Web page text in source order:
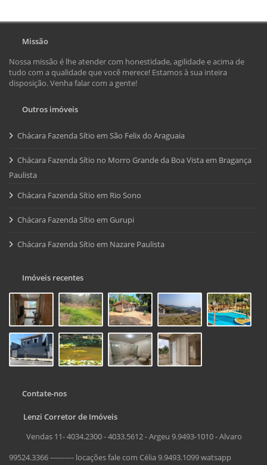
Missão
Nossa missão é lhe atender com honestidade, agilidade e acima de
tudo com a qualidade que você merece! Estamos à sua inteira
disposição. Venha falar com a gente!
Outros imóveis
Chácara Fazenda Sítio em São Felix do Araguaia
Chácara Fazenda Sítio no Morro Grande da Boa Vista em Bragança
Paulista
Chácara Fazenda Sítio em Rio Sono
Chácara Fazenda Sítio em Gurupi
Chácara Fazenda Sítio em Nazare Paulista
Imóveis recentes
Contate-nos
Lenzi Corretor de Imóveis
Vendas 11- 4034.2300 - 4033.5612 - Argeu 9.9493-1010 - Alvaro
99524.3366 ---------- locações fale com Célia 9.9493.1099 watsapp